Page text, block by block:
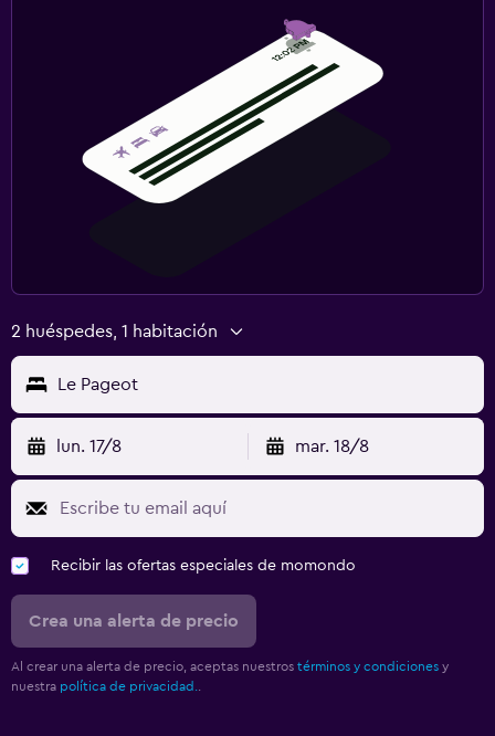
2 huéspedes, 1 habitación
Le Pageot
lun. 17/8 mar. 18/8
Recibir las ofertas especiales de momondo
Crea una alerta de precio
Al crear una alerta de precio, aceptas nuestros términos y condiciones y
nuestra política de privacidad.